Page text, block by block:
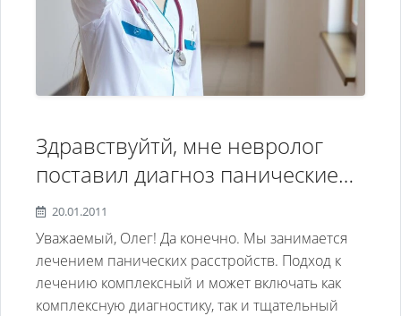
Здравствуйтй, мне невролог
поставил диагноз панические
атаки и адреналиновые. кризы
мог бы я к вам обратиться за
помощью и личением у врача
психотерапевта.
20.01.2011
Уважаемый, Олег! Да конечно. Мы занимается
лечением панических расстройств. Подход к
лечению комплексный и может включать как
комплексную диагностику, так и тщательный